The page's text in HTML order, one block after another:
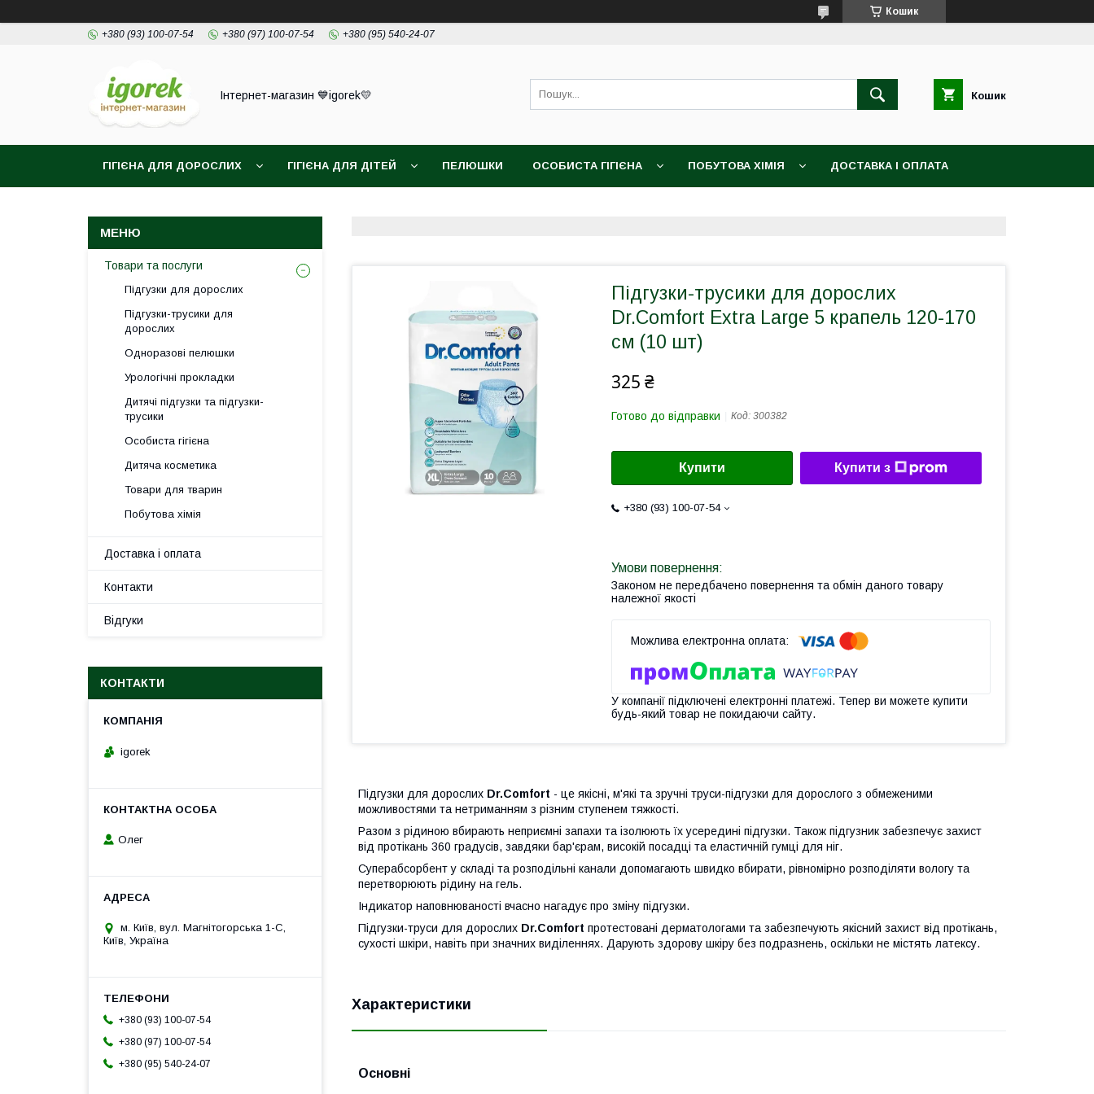
Кошик
+380 (93) 100-07-54 +380 (97) 100-07-54 +380 (95) 540-24-07
Інтернет-магазин 💙igorek💛 Кошик
ГІГІЄНА ДЛЯ ДОРОСЛИХ ГІГІЄНА ДЛЯ ДІТЕЙ ПЕЛЮШКИ ОСОБИСТА ГІГІЄНА ПОБУТОВА ХІМІЯ ДОСТАВКА І ОПЛАТА
Підгузки-трусики для дорослих
Dr.Comfort Extra Large 5 крапель 120-170
см (10 шт)
325 ₴
Готово до відправки Код: 300382
Купити Купити з
+380 (93) 100-07-54
Законом не передбачено повернення та обмін даного товару
належної якості
У компанії підключені електронні платежі. Тепер ви можете купити
будь-який товар не покидаючи сайту.
Підгузки для дорослих Dr.Comfort - це якісні, м'які та зручні труси-підгузки для дорослого з обмеженими
можливостями та нетриманням з різним ступенем тяжкості.
Разом з рідиною вбирають неприємні запахи та ізолюють їх усередині підгузки. Також підгузник забезпечує захист
від протікань 360 градусів, завдяки бар'єрам, високій посадці та еластичній гумці для ніг.
Суперабсорбент у складі та розподільні канали допомагають швидко вбирати, рівномірно розподіляти вологу та
перетворюють рідину на гель.
Індикатор наповнюваності вчасно нагадує про зміну підгузки.
Підгузки-труси для дорослих Dr.Comfort протестовані дерматологами та забезпечують якісний захист від протікань,
сухості шкіри, навіть при значних виділеннях. Дарують здорову шкіру без подразнень, оскільки не містять латексу.
Характеристики
Основні
Товари та послуги
Підгузки для дорослих
Підгузки-трусики для
дорослих
Одноразові пелюшки
Урологічні прокладки
Дитячі підгузки та підгузки-
трусики
Особиста гігієна
Дитяча косметика
Товари для тварин
Побутова хімія
Доставка і оплата
Контакти
Відгуки
КОНТАКТИ
igorek
Олег
м. Київ, вул. Магнітогорська 1-С,
Київ, Україна
+380 (93) 100-07-54
+380 (97) 100-07-54
+380 (95) 540-24-07